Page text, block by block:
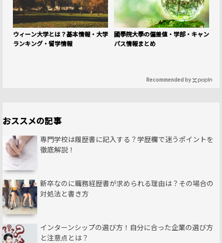
ウィーン大学とは？基本情報・大学
ランキング・留学情報
國學院大學の偏差値・学部・キャン
パス情報まとめ
Recommended by
おススメの記事
専門学校は履歴書に記入する？学歴欄で迷うポイントを
徹底解説！
新卒なのに職務経歴書が求められる理由は？その場合の
対処法と書き方
インターンシップの選び方！自分に合った企業の選び方
と注意点とは？